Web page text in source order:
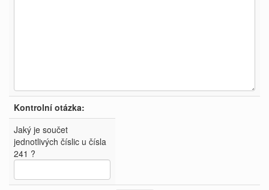
Kontrolní otázka:
Jaký je součet
jednotlivých číslic u čísla
241 ?